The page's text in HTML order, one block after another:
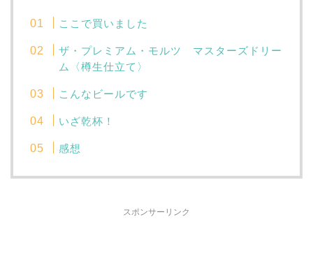
ここで買いました
ザ・プレミアム・モルツ マスターズドリー
ム〈樽生仕立て〉
こんなビールです
いざ乾杯！
感想
スポンサーリンク